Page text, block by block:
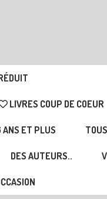
LIVRES COUP DE COEUR
ANS ET PLUS
DES AUTEURS..